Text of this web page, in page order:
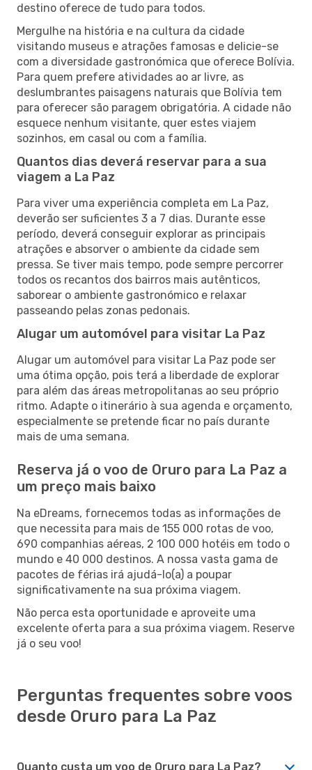
destino oferece de tudo para todos.
Mergulhe na história e na cultura da cidade
visitando museus e atrações famosas e delicie-se
com a diversidade gastronómica que oferece Bolívia.
Para quem prefere atividades ao ar livre, as
deslumbrantes paisagens naturais que Bolívia tem
para oferecer são paragem obrigatória. A cidade não
esquece nenhum visitante, quer estes viajem
sozinhos, em casal ou com a família.
Quantos dias deverá reservar para a sua
viagem a La Paz
Para viver uma experiência completa em La Paz,
deverão ser suficientes 3 a 7 dias. Durante esse
período, deverá conseguir explorar as principais
atrações e absorver o ambiente da cidade sem
pressa. Se tiver mais tempo, pode sempre percorrer
todos os recantos dos bairros mais autênticos,
saborear o ambiente gastronómico e relaxar
passeando pelas zonas pedonais.
Alugar um automóvel para visitar La Paz
Alugar um automóvel para visitar La Paz pode ser
uma ótima opção, pois terá a liberdade de explorar
para além das áreas metropolitanas ao seu próprio
ritmo. Adapte o itinerário à sua agenda e orçamento,
especialmente se pretende ficar no país durante
mais de uma semana.
Reserva já o voo de Oruro para La Paz a
um preço mais baixo
Na eDreams, fornecemos todas as informações de
que necessita para mais de 155 000 rotas de voo,
690 companhias aéreas, 2 100 000 hotéis em todo o
mundo e 40 000 destinos. A nossa vasta gama de
pacotes de férias irá ajudá-lo(a) a poupar
significativamente na sua próxima viagem.
Não perca esta oportunidade e aproveite uma
excelente oferta para a sua próxima viagem. Reserve
já o seu voo!
Perguntas frequentes sobre voos
desde Oruro para La Paz
Quanto custa um voo de Oruro para La Paz?